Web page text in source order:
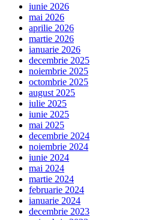
iunie 2026
mai 2026
aprilie 2026
martie 2026
ianuarie 2026
decembrie 2025
noiembrie 2025
octombrie 2025
august 2025
iulie 2025
iunie 2025
mai 2025
decembrie 2024
noiembrie 2024
iunie 2024
mai 2024
martie 2024
februarie 2024
ianuarie 2024
decembrie 2023